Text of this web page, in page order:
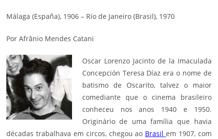
Málaga (España), 1906 – Río de Janeiro (Brasil), 1970
Por Afrânio Mendes Catani
Oscar Lorenzo Jacinto de la Imaculada
Concepción Teresa Díaz era o nome de
batismo de Oscarito, talvez o maior
comediante que o cinema brasileiro
conheceu nos anos 1940 e 1950.
Originário de uma família que havia
décadas trabalhava em circos, chegou ao Brasil em 1907, com